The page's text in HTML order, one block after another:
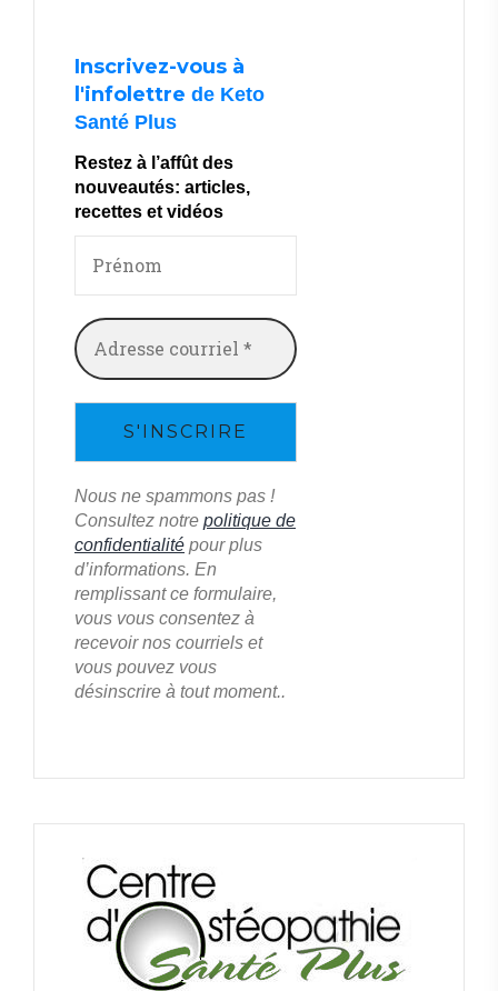
Inscrivez-vous à
l'infolettre de Keto
Santé Plus
Restez à l’affût des
nouveautés: articles,
recettes et vidéos
Nous ne spammons pas !
Consultez notre politique de
confidentialité pour plus
d’informations. En
remplissant ce formulaire,
vous vous consentez à
recevoir nos courriels et
vous pouvez vous
désinscrire à tout moment..